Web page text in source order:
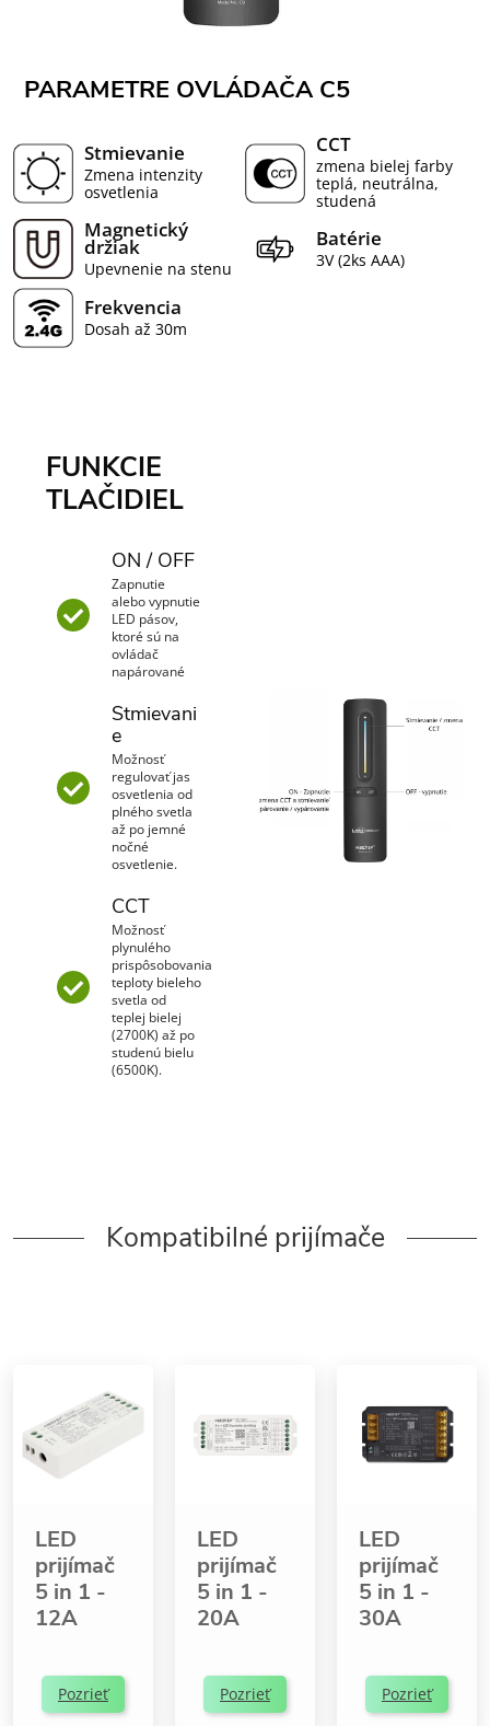
PARAMETRE OVLÁDAČA C5
Stmievanie
Zmena intenzity
osvetlenia
CCT
zmena bielej farby
teplá, neutrálna,
studená
Magnetický
držiak
Upevnenie na stenu
Batérie
3V (2ks AAA)
Frekvencia
Dosah až 30m
FUNKCIE
TLAČIDIEL
ON / OFF
Zapnutie
alebo vypnutie
LED pásov,
ktoré sú na
ovládač
napárované
Stmievani
e
Možnosť
regulovať jas
osvetlenia od
plného svetla
až po jemné
nočné
osvetlenie.
CCT
Možnosť
plynulého
prispôsobovania
teploty bieleho
svetla od
teplej bielej
(2700K) až po
studenú bielu
(6500K).
Kompatibilné prijímače
LED
prijímač
5 in 1 -
12A
Pozrieť
LED
prijímač
5 in 1 -
20A
Pozrieť
LED
prijímač
5 in 1 -
30A
Pozrieť